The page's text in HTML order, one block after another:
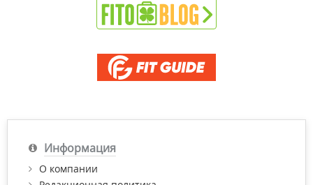
Информация
О компании